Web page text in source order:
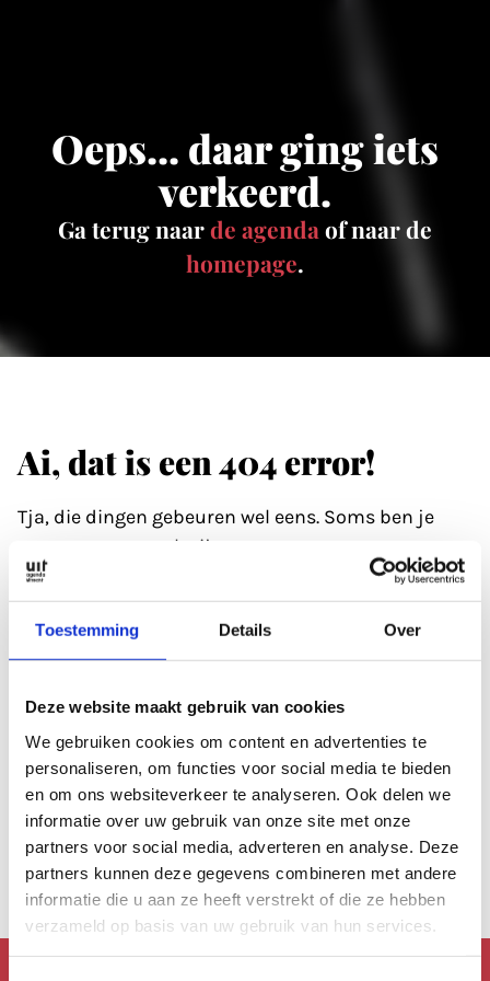
Toestemming Details Over
Deze website maakt gebruik van cookies
We gebruiken cookies om content en advertenties te
personaliseren, om functies voor social media te bieden
en om ons websiteverkeer te analyseren. Ook delen we
informatie over uw gebruik van onze site met onze
partners voor social media, adverteren en analyse. Deze
partners kunnen deze gegevens combineren met andere
informatie die u aan ze heeft verstrekt of die ze hebben
verzameld op basis van uw gebruik van hun services.
Oeps... daar ging iets
verkeerd.
Ga terug naarde agenda of naar de
homepage.
Ai, dat is een 404 error!
Tja, die dingen gebeuren wel eens. Soms ben je
gewoon even wat kwijt.
even een 'hickup'.
Anders kan je altijd even de zoekfunctie proberen?
Ofbekijk de agenda , die is altijd wel goed gevuld.
Of lees een artikel uitons archief.
Anders kan je altijd terug naar dehomepage.